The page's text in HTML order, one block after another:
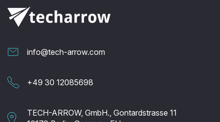
info@tech-arrow.com
+49 30 12085698
TECH-ARROW, GmbH., Gontardstrasse 11